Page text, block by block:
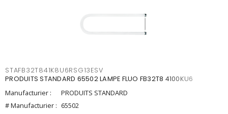
STAFB32T841K8U6RSG13ESV
PRODUITS STANDARD 65502 LAMPE FLUO FB32T8 4100KU6
Manufacturier :
PRODUITS STANDARD
# Manufacturier : 65502